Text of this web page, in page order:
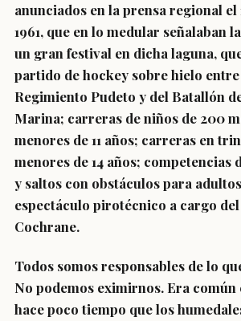
anunciados en la prensa regional el
1961, que en lo medular señalaban
un gran festival en dicha laguna,
partido de hockey sobre hielo
Regimiento Pudeto y del Batallón
Marina; carreras de niños de 200
menores de 11 años; carreras en
menores de 14 años; competencias
y saltos con obstáculos para
espectáculo pirotécnico a cargo
Cochrane.
Todos somos responsables de lo
No podemos eximirnos. Era común
hace poco tiempo que los